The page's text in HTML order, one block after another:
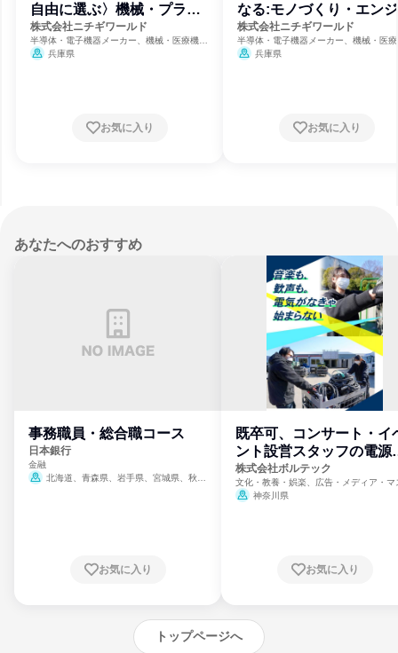
自由に選ぶ〉機械・プラン
ト設計
株式会社ニチギワールド
半導体・電子機器メーカー、機械・医療機器
メーカー、製造・メーカー
兵庫県
お気に入り
なる:モノづくり・エン
ア職:姫路
株式会社ニチギワールド
半導体・電子機器メーカー、機械・医
メーカー、製造・メーカー
兵庫県
お気に入り
あなたへのおすすめ
事務職員・総合職コース
日本銀行
金融
北海道、青森県、岩手県、宮城県、秋田
崎県、熊本県、大分県、宮崎県、鹿児島県、
お気に入り
既卒可、コンサート・イ
ント設営スタッフの電源
門
株式会社ボルテック
文化・教養・娯楽、広告・メディア・マ
ミ、電力・ガス・水道・エネルギー
神奈川県
お気に入り
トップページへ